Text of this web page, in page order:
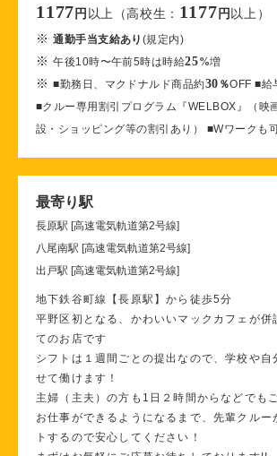
1177 円 以上（高校生： 1177 円 以上）
※通勤手当支給あり (規定内)
※午後10時〜午前5時は時給25%増
※■勤務日、マクドナルド商品約30 ％OFF ■給
■クルー専用割引プログラム『WELBOX』（映
設・ショッピング等の割引あり） ■Wワークも
最寄り駅
長原駅 [高速電気軌道第2号線]
八尾南駅 [高速電気軌道第2号線]
出戸駅 [高速電気軌道第2号線]
地下鉄谷町線【長原駅】から徒歩5分
平野区初となる、かわいいマックカフェが併
てのお店です
シフトは１週間ごとの提出なので、学校や自
せて働けます！
主婦（主夫）の方も1日２時間からなどでも
お仕事ができるようになるまで、先輩クルー
トするので安心してください！